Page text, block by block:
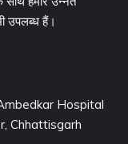
उपलब्ध हैं।
Hospital
Chhattisgarh